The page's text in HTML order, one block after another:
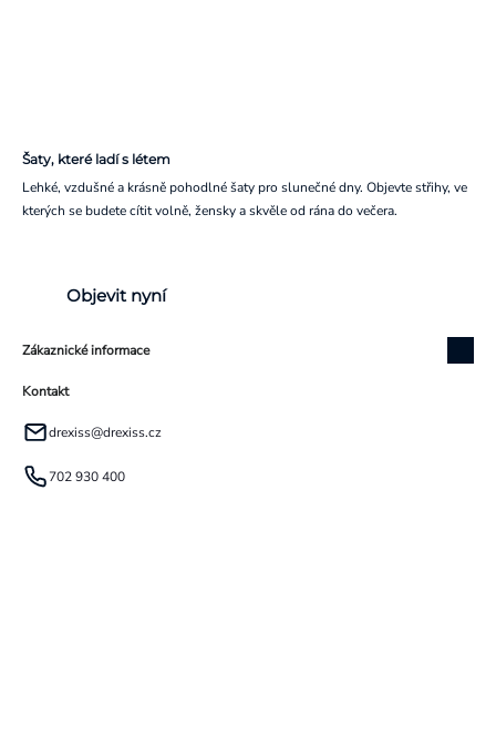
Šaty, které ladí s létem
Lehké, vzdušné a krásně pohodlné šaty pro slunečné dny. Objevte střihy, ve
kterých se budete cítit volně, žensky a skvěle od rána do večera.
Objevit nyní
Zákaznické informace
Kontakt
drexiss@drexiss.cz
702 930 400